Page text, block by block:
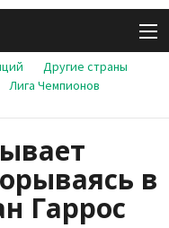
Другие страны
Лига Чемпионов
в
Гаррос